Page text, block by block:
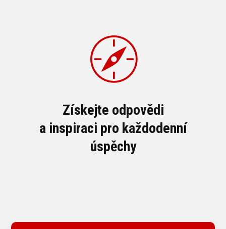
Získejte odpovědi
a inspiraci pro každodenní
úspěchy